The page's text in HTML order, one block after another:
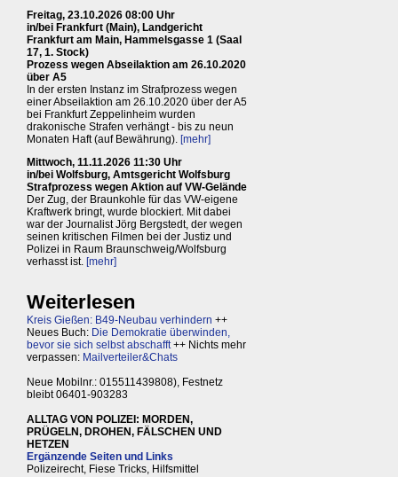
Freitag, 23.10.2026 08:00 Uhr
in/bei Frankfurt (Main), Landgericht
Frankfurt am Main, Hammelsgasse 1 (Saal
17, 1. Stock)
Prozess wegen Abseilaktion am 26.10.2020
über A5
In der ersten Instanz im Strafprozess wegen
einer Abseilaktion am 26.10.2020 über der A5
bei Frankfurt Zeppelinheim wurden
drakonische Strafen verhängt - bis zu neun
Monaten Haft (auf Bewährung). [mehr]
Mittwoch, 11.11.2026 11:30 Uhr
in/bei Wolfsburg, Amtsgericht Wolfsburg
Strafprozess wegen Aktion auf VW-Gelände
Der Zug, der Braunkohle für das VW-eigene
Kraftwerk bringt, wurde blockiert. Mit dabei
war der Journalist Jörg Bergstedt, der wegen
seinen kritischen Filmen bei der Justiz und
Polizei in Raum Braunschweig/Wolfsburg
verhasst ist. [mehr]
Weiterlesen
Kreis Gießen: B49-Neubau verhindern ++
Neues Buch: Die Demokratie überwinden,
bevor sie sich selbst abschafft++ Nichts mehr
verpassen: Mailverteiler&Chats
Neue Mobilnr.: 015511439808), Festnetz
bleibt 06401-903283
ALLTAG VON POLIZEI: MORDEN,
PRÜGELN, DROHEN, FÄLSCHEN UND
HETZEN
Ergänzende Seiten und Links
Polizeirecht, Fiese Tricks, Hilfsmittel